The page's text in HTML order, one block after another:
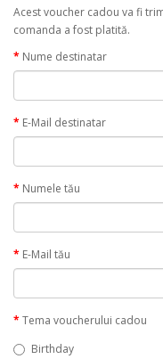
Acest voucher cadou va fi
comanda a fost platită.
Nume destinatar
E-Mail destinatar
Numele tău
E-Mail tău
Tema voucherului cadou
Birthday